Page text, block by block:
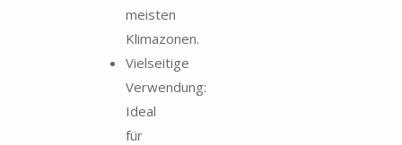
meisten
Klimazonen.
Vielseitige
Verwendung:
Ideal
für